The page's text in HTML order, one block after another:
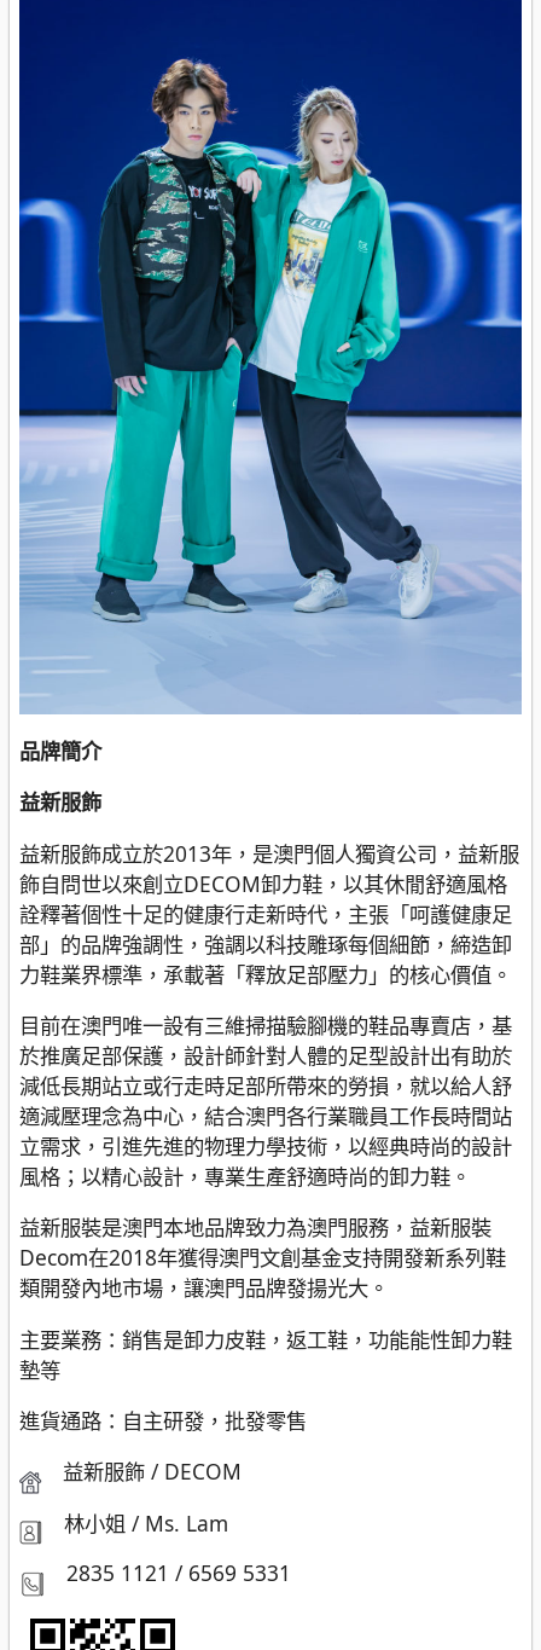
品牌簡介
益新服飾
益新服飾成立於2013年，是澳門個人獨資公司，益新服
飾自問世以來創立DECOM卸力鞋，以其休閒舒適風格
詮釋著個性十足的健康行走新時代，主張「呵護健康足
部」的品牌強調性，強調以科技雕琢每個細節，締造卸
力鞋業界標準，承載著「釋放足部壓力」的核心價值。
目前在澳門唯一設有三維掃描驗腳機的鞋品專賣店，基
於推廣足部保護，設計師針對人體的足型設計出有助於
減低長期站立或行走時足部所帶來的勞損，就以給人舒
適減壓理念為中心，結合澳門各行業職員工作長時間站
立需求，引進先進的物理力學技術，以經典時尚的設計
風格；以精心設計，專業生產舒適時尚的卸力鞋。
益新服裝是澳門本地品牌致力為澳門服務，益新服裝
Decom在2018年獲得澳門文創基金支持開發新系列鞋
類開發內地市場，讓澳門品牌發揚光大。
主要業務：銷售是卸力皮鞋，返工鞋，功能能性卸力鞋
墊等
進貨通路：自主研發，批發零售
益新服飾 / DECOM
林小姐 / Ms. Lam
2835 1121 / 6569 5331